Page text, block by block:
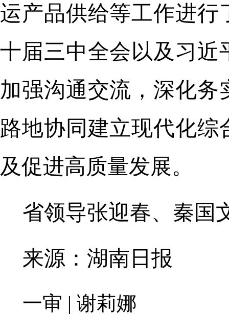
运产品供给等工作进
十届三中全会以及习近
加强沟通交流，深化
路地协同建立现代化
及促进高质量发展。
省领导张迎春、秦国
来源：湖南日报
一审 | 谢莉娜